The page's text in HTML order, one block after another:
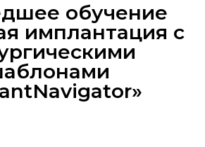
Расписание
обучение
имплантация с